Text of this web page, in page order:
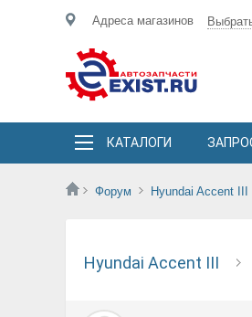
Адреса магазинов
КАТАЛОГИ
Форум Hyundai Accent III
Hyundai Accent III